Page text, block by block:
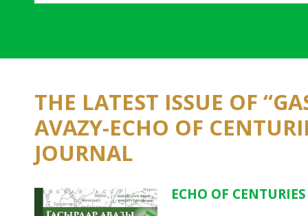
THE LATEST ISSUE OF
AVAZY-ECHO OF
JOURNAL
ECHO OF